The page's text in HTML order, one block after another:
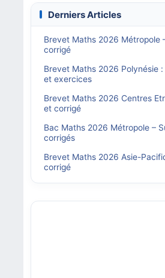
Derniers Articles
Brevet Maths 2026 Métropole
corrigé
Brevet Maths 2026 Polynésie
et exercices
Brevet Maths 2026 Centres
et corrigé
Bac Maths 2026 Métropole –
corrigés
Brevet Maths 2026 Asie-
corrigé